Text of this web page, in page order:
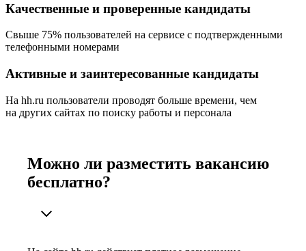
Качественные и проверенные кандидаты
Свыше 75% пользователей на сервисе с подтвержденными
телефонными номерами
Активные и заинтересованные кандидаты
На hh.ru пользователи проводят больше времени, чем
на других сайтах по поиску работы и персонала
Можно ли разместить вакансию
бесплатно?